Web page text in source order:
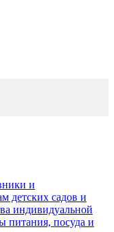
и
детских садов и
индивидуальной
питания, посуда и